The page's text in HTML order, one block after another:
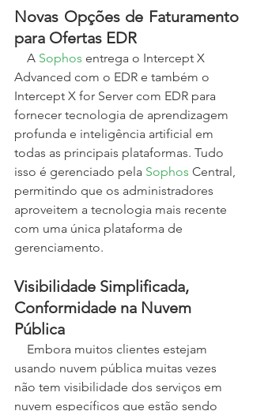
Novas Opções de Faturamento
para Ofertas EDR
    A
Sophos entrega o Intercept X
Advanced com o EDR e também o
Intercept X for Server com EDR para
fornecer tecnologia de aprendizagem
profunda e inteligência artificial em
todas as principais plataformas. Tudo
isso é gerenciado pela Sophos Central,
permitindo que os administradores
aproveitem a tecnologia mais recente
com uma única plataforma de
gerenciamento.
Visibilidade Simplificada,
Conformidade na Nuvem
Pública
usando nuvem pública muitas vezes
não tem visibilidade dos serviços em
nuvem específicos que estão sendo